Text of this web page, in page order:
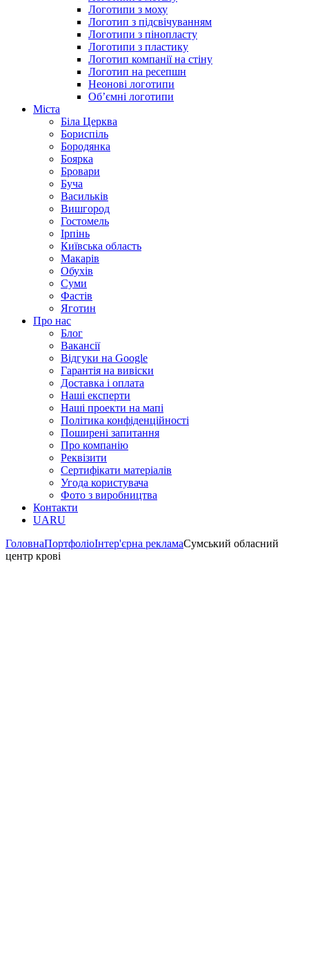
Логотипи з моху
Логотип з підсвічуванням
Логотипи з пінопласту
Логотипи з пластику
Логотип компанії на стіну
Логотип на ресепшн
Неонові логотипи
Об’ємні логотипи
Міста
Біла Церква
Бориспіль
Бородянка
Боярка
Бровари
Буча
Васильків
Вишгород
Гостомель
Ірпінь
Київська область
Макарів
Обухів
Суми
Фастів
Яготин
Про нас
Блог
Вакансії
Відгуки на Google
Гарантія на вивіски
Доставка і оплата
Наші експерти
Наші проекти на мапі
Політика конфіденційності
Поширені запитання
Про компанію
Реквізити
Сертифікати матеріалів
Угода користувача
Фото з виробництва
Контакти
UARU
ГоловнаПортфоліоІнтер'єрна рекламаСумський обласний
центр крові